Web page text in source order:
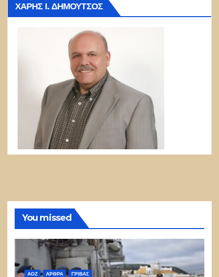
ΧΆΡΗΣ Ι. ΔΗΜΟΎΤΣΟΣ
You missed
ΑΟΖ ΑΡΘΡΑ ΓΡΊΒΑΣ